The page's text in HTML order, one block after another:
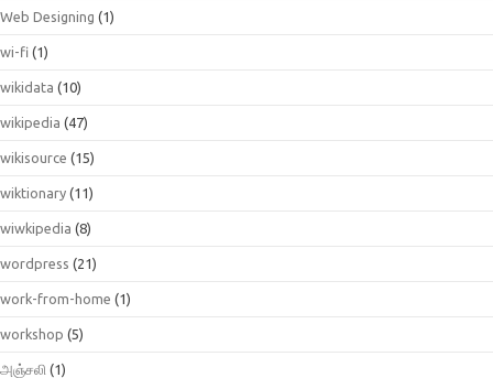
Web Designing (1)
wi-fi (1)
wikidata (10)
wikipedia (47)
wikisource (15)
wiktionary (11)
wiwkipedia (8)
wordpress (21)
work-from-home (1)
workshop (5)
அஞ்சலி (1)